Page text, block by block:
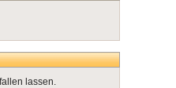
lassen.